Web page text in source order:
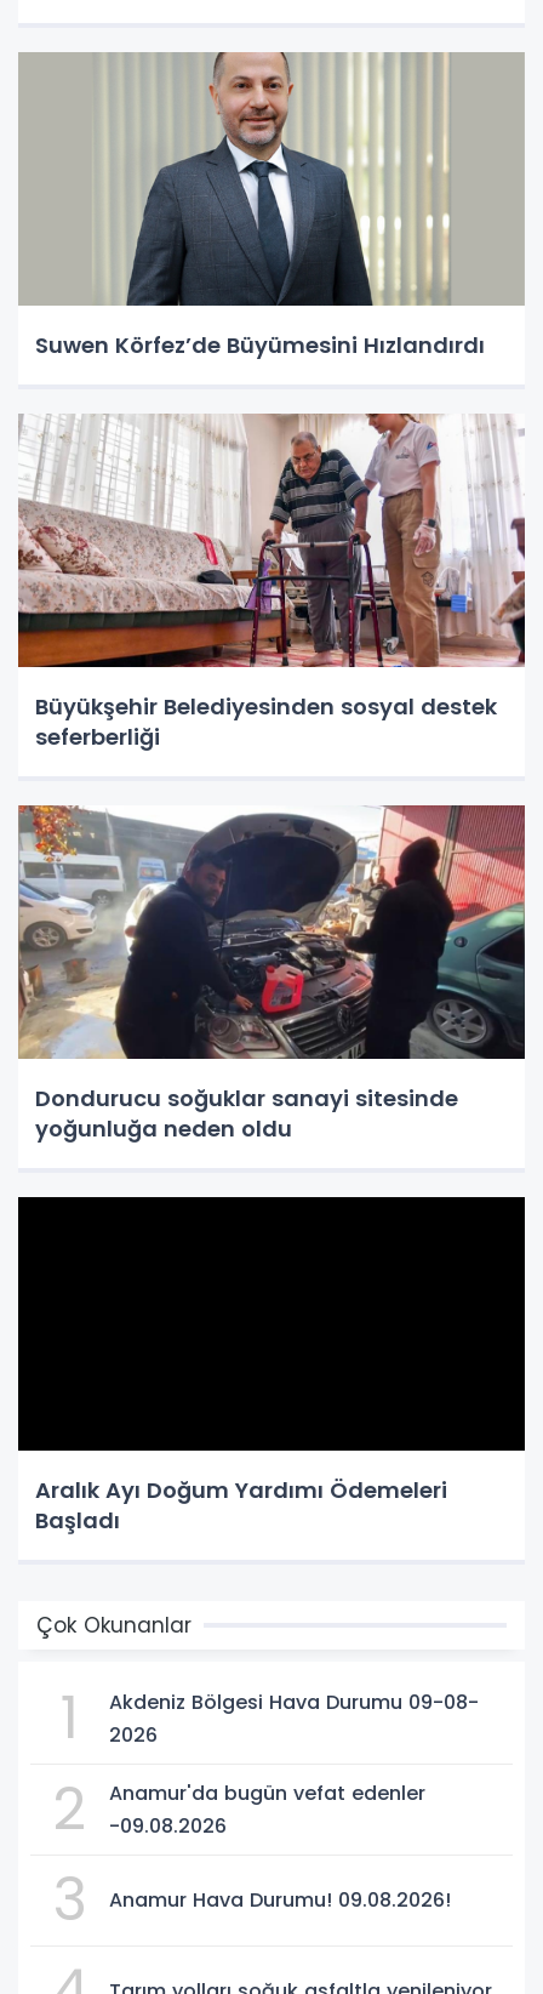
Suwen Körfez’de Büyümesini Hızlandırdı
Büyükşehir Belediyesinden sosyal destek
seferberliği
Dondurucu soğuklar sanayi sitesinde
yoğunluğa neden oldu
Aralık Ayı Doğum Yardımı Ödemeleri
Başladı
Çok Okunanlar
1
Akdeniz Bölgesi Hava Durumu 09-08-
2026
2
Anamur'da bugün vefat edenler
-09.08.2026
3 Anamur Hava Durumu! 09.08.2026!